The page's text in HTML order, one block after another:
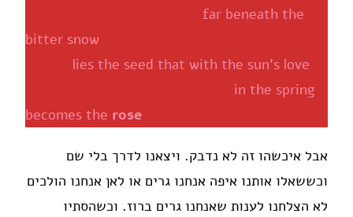
far beneath the
bitter snow
lies the seed that with the sun's love
in the spring
becomes the rose
אבל איכשהו זה לא נדבק. ויצאנו לדרך בלי שם
וכששאלו אותנו איפה אנחנו גרים או לאן אנחנו הולכים
לא הצלחנו לענות שאנחנו גרים ברוז. וכשהסתיו